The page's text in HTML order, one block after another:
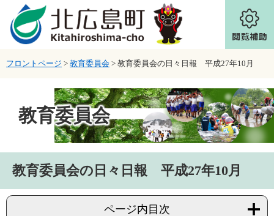
ページの先頭です。
メニューを飛ばして本文へ
フロントページ > 教育委員会 > 教育委員会の日々日報 平成27年10月
教育委員会
教育委員会の日々日報 平成27年10月
ページ内目次